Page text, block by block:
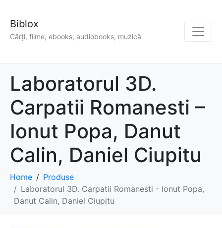
Biblox
Cărți, filme, ebooks, audiobooks, muzică
Laboratorul 3D.
Carpatii Romanesti –
Ionut Popa, Danut
Calin, Daniel Ciupitu
Home
Produse
Laboratorul 3D. Carpatii Romanesti - Ionut Popa,
Danut Calin, Daniel Ciupitu